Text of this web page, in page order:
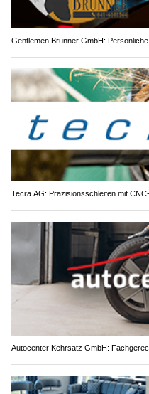
Gentlemen Brunner GmbH:
Tecra AG: Präzisionsschleifen mit
Autocenter Kehrsatz GmbH: